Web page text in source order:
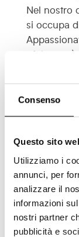
Consenso
Questo sito
Utilizziamo i
annunci, per
analizzare il
informazioni
nostri partner
pubblicità e
Nel nostro
si occupa
of
volte a
lavorativa
per
messo
di vendita.
aventi